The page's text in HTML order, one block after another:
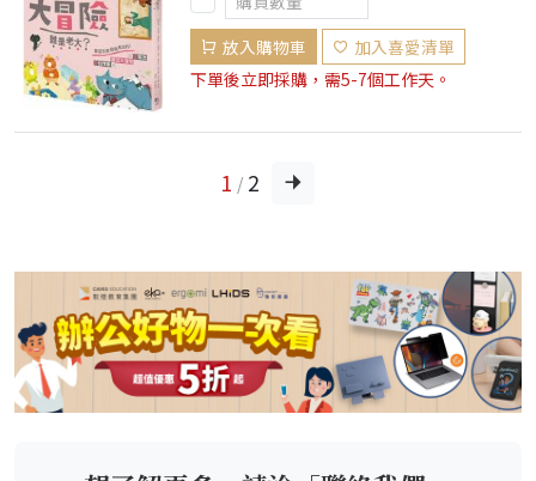
放入購物車
加入喜愛清單
下單後立即採購，需5-7個工作天。
1 / 2